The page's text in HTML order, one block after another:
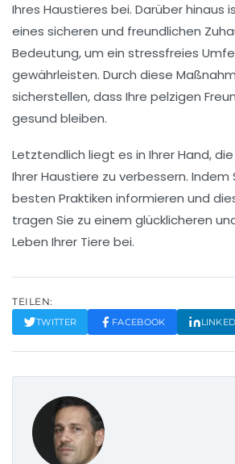
Ihres Haustieres bei. Darüber hinaus
eines sicheren und freundlichen
Bedeutung, um ein stressfreies
gewährleisten. Durch diese
sicherstellen, dass Ihre pelzigen
gesund bleiben.
Letztendlich liegt es in Ihrer Hand, die
Ihrer Haustiere zu verbessern. Indem
besten Praktiken informieren und
tragen Sie zu einem glücklicheren
Leben Ihrer Tiere bei.
TEILEN:
TWITTER FACEBOOK